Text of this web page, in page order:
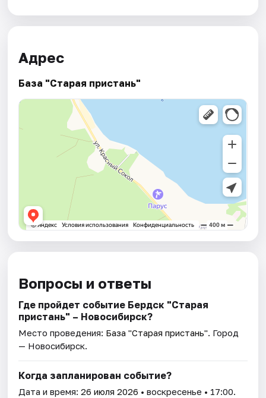
Адрес
База "Старая пристань"
Вопросы и ответы
Где пройдет событие Бердск "Старая
пристань" – Новосибирск?
Место проведения: База "Старая пристань". Город
— Новосибирск.
Когда запланирован событие?
Дата и время:26 июля 2026 • воскресенье • 17:00.